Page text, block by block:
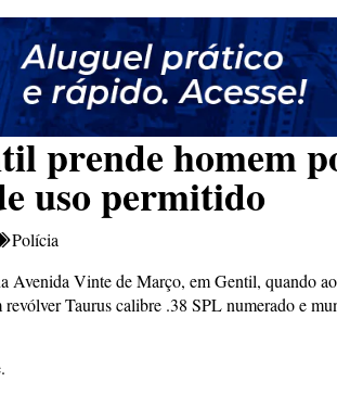
prende homem
uso permitido
Polícia
Vinte de Março, em Gentil, quando
Taurus calibre .38 SPL numerado e